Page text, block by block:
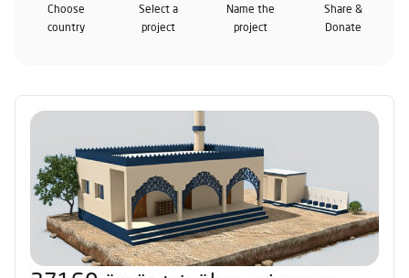
Choose
country
Select a
project
Name the
project
Share &
Donate